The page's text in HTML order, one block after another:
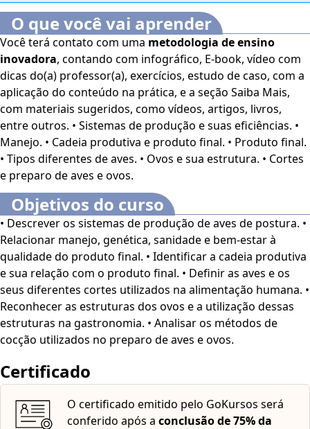
O que você vai aprender
Você terá contato com uma metodologia de ensino
inovadora, contando com infográfico, E-book, vídeo com
dicas do(a) professor(a), exercícios, estudo de caso, com a
aplicação do conteúdo na prática, e a seção Saiba Mais,
com materiais sugeridos, como vídeos, artigos, livros,
entre outros. • Sistemas de produção e suas eficiências. •
Manejo. • Cadeia produtiva e produto final. • Produto final.
• Tipos diferentes de aves. • Ovos e sua estrutura. • Cortes
e preparo de aves e ovos.
Objetivos do curso
• Descrever os sistemas de produção de aves de postura. •
Relacionar manejo, genética, sanidade e bem-estar à
qualidade do produto final. • Identificar a cadeia produtiva
e sua relação com o produto final. • Definir as aves e os
seus diferentes cortes utilizados na alimentação humana. •
Reconhecer as estruturas dos ovos e a utilização dessas
estruturas na gastronomia. • Analisar os métodos de
cocção utilizados no preparo de aves e ovos.
Certificado
O certificado emitido pelo GoKursos será
conferido após a conclusão de 75% da